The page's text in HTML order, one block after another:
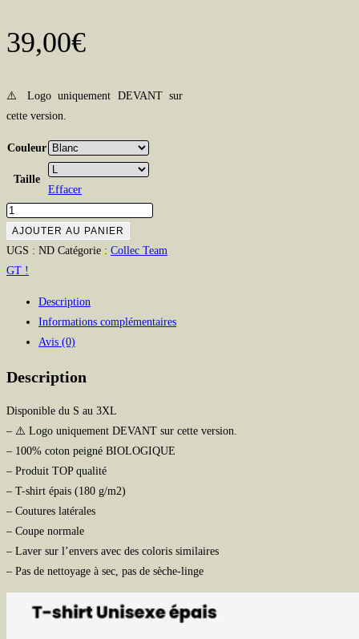
39,00€
⚠️ Logo uniquement DEVANT sur
cette version.
Couleur
Taille
Effacer
quantité
de
T-
Shirt
longues
écusson
AJOUTER AU PANIER
UGS : ND Catégorie : Collec Team
GT !
Description
Informations complémentaires
Avis (0)
Description
Disponible du S au 3XL
– ⚠️ Logo uniquement DEVANT sur cette version.
– 100% coton peigné BIOLOGIQUE
– Produit TOP qualité
– T-shirt épais (180 g/m2)
– Coutures latérales
– Coupe normale
– Laver sur l’envers avec des coloris similaires
– Pas de nettoyage à sec, pas de sèche-linge